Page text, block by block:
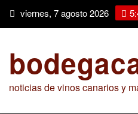
Saltar viernes, 7 agosto 2026
noticias de vinos canarios y